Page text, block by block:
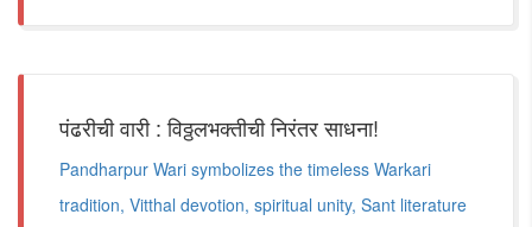
पंढरीची वारी : विठ्ठलभक्तीची निरंतर साधना!
Pandharpur Wari symbolizes the timeless Warkari
tradition, Vitthal devotion, spiritual unity, Sant literature